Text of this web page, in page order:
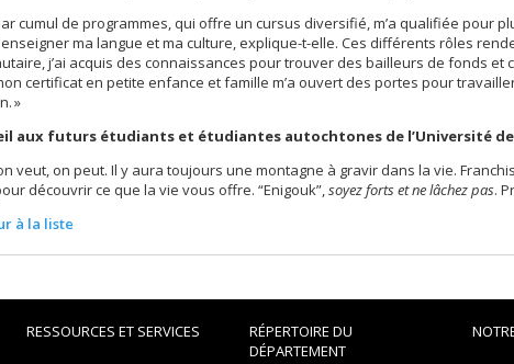
cumul de programmes, qui offre un cursus diversifié, m’a qualifiée pour
ma langue et ma culture, explique-t-elle. Ces différents rôles
j’ai acquis des connaissances pour trouver des bailleurs de fonds
certificat en petite enfance et famille m’a ouvert des portes pour
»
aux futurs étudiants et étudiantes autochtones de l’Université
veut, on peut. Il y aura toujours une montagne à gravir dans la vie.
découvrir ce que la vie vous offre. “Enigouk”, soyez forts et ne lâchez pas.
à la liste
RESSOURCES ET SERVICES
RÉPERTOIRE DU
DÉPARTEMENT